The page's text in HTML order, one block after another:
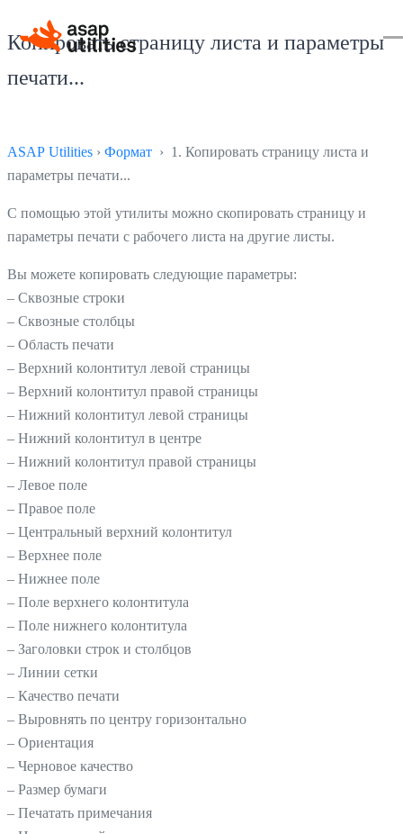
Копировать страницу листа и параметры
печати...
ASAP Utilities › Формат › 1. Копировать страницу листа и
параметры печати...
С помощью этой утилиты можно скопировать страницу и
параметры печати с рабочего листа на другие листы.
Вы можете копировать следующие параметры:
– Сквозные строки
– Сквозные столбцы
– Область печати
– Верхний колонтитул левой страницы
– Верхний колонтитул правой страницы
– Нижний колонтитул левой страницы
– Нижний колонтитул в центре
– Нижний колонтитул правой страницы
– Левое поле
– Правое поле
– Центральный верхний колонтитул
– Верхнее поле
– Нижнее поле
– Поле верхнего колонтитула
– Поле нижнего колонтитула
– Заголовки строк и столбцов
– Линии сетки
– Качество печати
– Выровнять по центру горизонтально
– Ориентация
– Черновое качество
– Размер бумаги
– Печатать примечания